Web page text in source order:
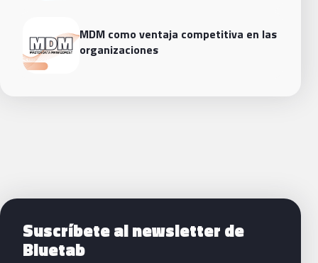
MDM como ventaja competitiva en las
organizaciones
Siguientes pasos con Bluetab
Suscríbete al newsletter de
Bluetab